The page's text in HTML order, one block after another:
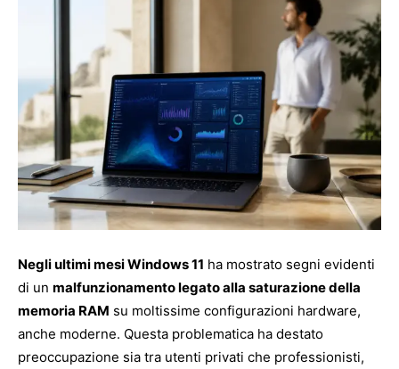
Negli ultimi mesi Windows 11 ha mostrato segni evidenti
di un malfunzionamento legato alla saturazione della
memoria RAM su moltissime configurazioni hardware,
anche moderne. Questa problematica ha destato
preoccupazione sia tra utenti privati che professionisti,